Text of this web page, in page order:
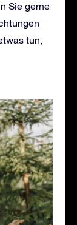
Sie gerne
tun,